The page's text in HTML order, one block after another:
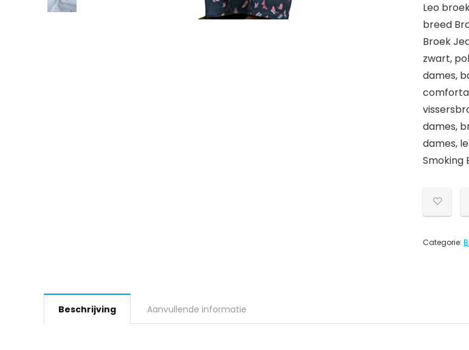
Leo
breed
Broek
zwart,
dames,
dames,
dames,
Smoking
Categorie:
Beschrijving Aanvullende informatie